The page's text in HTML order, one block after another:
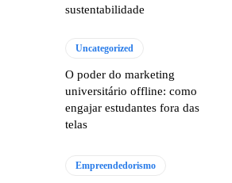
sustentabilidade
Uncategorized
O poder do marketing
universitário offline: como
engajar estudantes fora das
telas
Empreendedorismo